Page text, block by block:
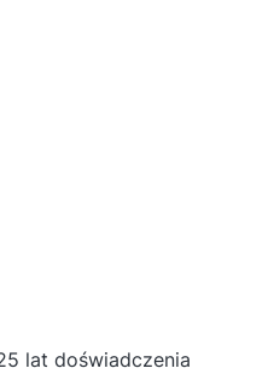
lat doświadczenia